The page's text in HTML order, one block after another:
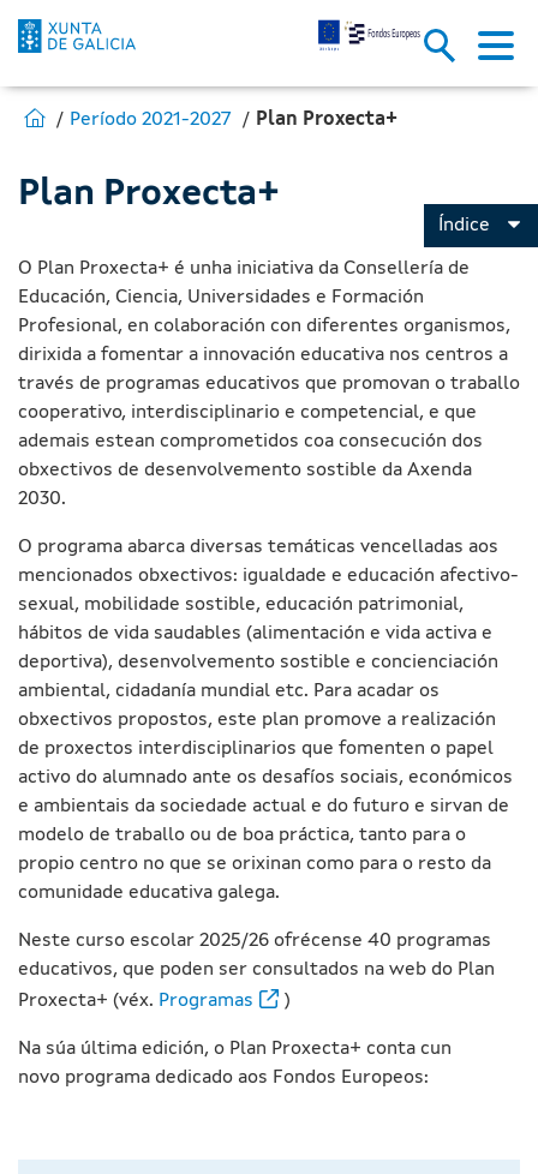
Plan Proxecta+ - Fondos
Skip to Main Content
Estás en:
Ir para Fondos Europeos
Período 2021-2027 Plan Proxecta+
Plan Proxecta+
O Plan Proxecta+ é unha iniciativa da Consellería de
Educación, Ciencia, Universidades e Formación
Profesional, en colaboración con diferentes organismos,
dirixida a fomentar a innovación educativa nos centros a
través de programas educativos que promovan o traballo
cooperativo, interdisciplinario e competencial, e que
ademais estean comprometidos coa consecución dos
obxectivos de desenvolvemento sostible da Axenda
2030.
O programa abarca diversas temáticas vencelladas aos
mencionados obxectivos: igualdade e educación afectivo-
sexual, mobilidade sostible, educación patrimonial,
hábitos de vida saudables (alimentación e vida activa e
deportiva), desenvolvemento sostible e concienciación
ambiental, cidadanía mundial etc. Para acadar os
obxectivos propostos, este plan promove a realización
de proxectos interdisciplinarios que fomenten o papel
activo do alumnado ante os desafíos sociais, económicos
e ambientais da sociedade actual e do futuro e sirvan de
modelo de traballo ou de boa práctica, tanto para o
propio centro no que se orixinan como para o resto da
comunidade educativa galega.
Neste curso escolar 2025/26 ofrécense 40 programas
educativos, que poden ser consultados na web do Plan
Proxecta+ (véx. Programas )
Na súa última edición, o Plan Proxecta+ conta cun
novo programa dedicado aos Fondos Europeos:
Índice